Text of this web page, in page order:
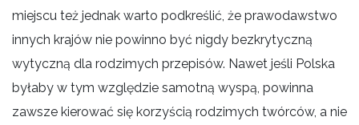
miejscu też jednak warto podkreślić, że prawodawstwo
innych krajów nie powinno być nigdy bezkrytyczną
wytyczną dla rodzimych przepisów. Nawet jeśli Polska
byłaby w tym względzie samotną wyspą, powinna
zawsze kierować się korzyścią rodzimych twórców, a nie